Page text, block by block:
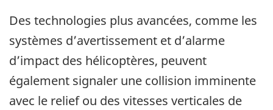
Des technologies plus avancées, comme les
systèmes d’avertissement et d’alarme
d’impact des hélicoptères, peuvent
également signaler une collision imminente
avec le relief ou des vitesses verticales de